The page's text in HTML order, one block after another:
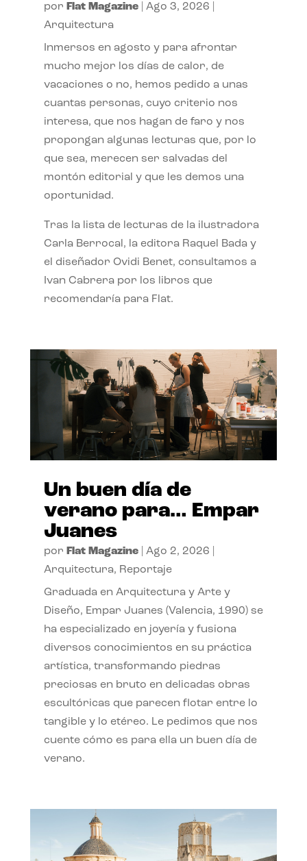
por Flat Magazine| Ago 3, 2026
Arquitectura
Inmersos en agosto y para afrontar
mucho mejor los días de calor, de
vacaciones o no, hemos pedido a unas
cuantas personas, cuyo criterio nos
interesa, que nos hagan de faro y nos
propongan algunas lecturas que, por lo
que sea, merecen ser salvadas del
montón editorial y que les demos una
oportunidad.
Tras la lista de lecturas de la ilustradora
Carla Berrocal, la editora Raquel Bada y
el diseñador Ovidi Benet, consultamos a
Ivan Cabrera por los libros que
recomendaría para Flat.
Un buen día de
verano para… Empar
Juanes
por Flat Magazine| Ago 2, 2026
Arquitectura, Reportaje
Graduada en Arquitectura y Arte y
Diseño, Empar Juanes (Valencia, 1990) se
ha especializado en joyería y fusiona
diversos conocimientos en su práctica
artística, transformando piedras
preciosas en bruto en delicadas obras
escultóricas que parecen flotar entre lo
tangible y lo etéreo. Le pedimos que nos
cuente cómo es para ella un buen día de
verano.